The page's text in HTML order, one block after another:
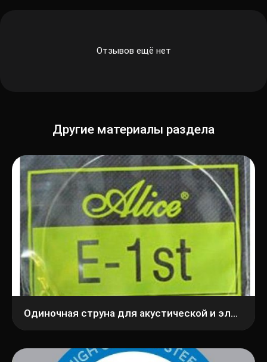
Отзывов ещё нет
Другие материалы раздела
Одиночная струна для акустической и электрогитары Alice E-1st (A306-XL)